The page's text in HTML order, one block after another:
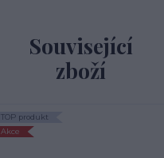
Související
zboží
TOP produkt
Akce